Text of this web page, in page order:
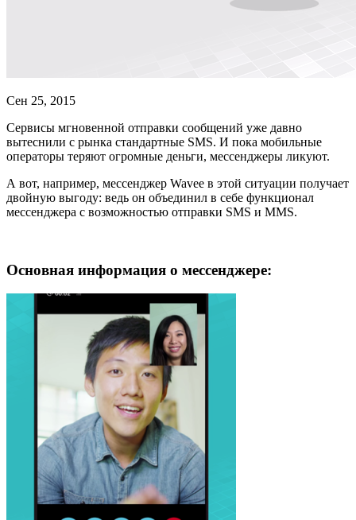
Сен 25, 2015
Сервисы мгновенной отправки сообщений уже давно
вытеснили с рынка стандартные SMS. И пока мобильные
операторы теряют огромные деньги, мессенджеры ликуют.
А вот, например, мессенджер Wavee в этой ситуации получает
двойную выгоду: ведь он объединил в себе функционал
мессенджера с возможностью отправки SMS и MMS.
Основная информация о мессенджере: